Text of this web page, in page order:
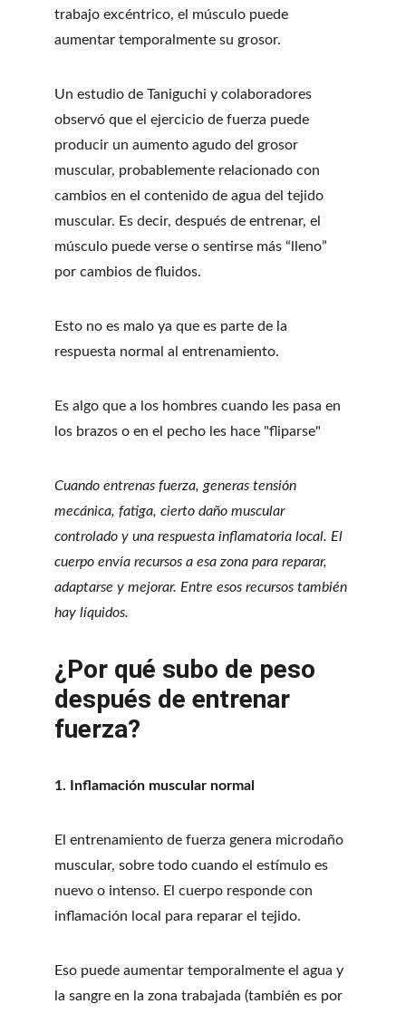
trabajo excéntrico, el músculo puede
aumentar temporalmente su grosor.
Un estudio de Taniguchi y colaboradores
observó que el ejercicio de fuerza puede
producir un aumento agudo del grosor
muscular, probablemente relacionado con
cambios en el contenido de agua del tejido
muscular. Es decir, después de entrenar, el
músculo puede verse o sentirse más “lleno”
por cambios de fluidos.
Esto no es malo ya que es parte de la
respuesta normal al entrenamiento.
Es algo que a los hombres cuando les pasa en
los brazos o en el pecho les hace "fliparse"
Cuando entrenas fuerza, generas tensión
mecánica, fatiga, cierto daño muscular
controlado y una respuesta inflamatoria local. El
cuerpo envía recursos a esa zona para reparar,
adaptarse y mejorar. Entre esos recursos también
hay líquidos.
¿Por qué subo de peso
después de entrenar
fuerza?
1. Inflamación muscular normal
El entrenamiento de fuerza genera microdaño
muscular, sobre todo cuando el estímulo es
nuevo o intenso. El cuerpo responde con
inflamación local para reparar el tejido.
Eso puede aumentar temporalmente el agua y
la sangre en la zona trabajada (también es por